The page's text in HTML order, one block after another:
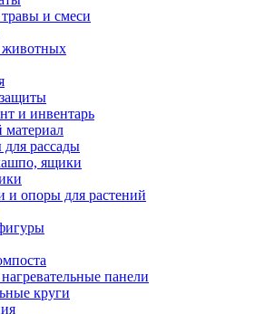
и смеси
животных
и инвентарь
рассады
ящики
и опоры для растений
панели
круги